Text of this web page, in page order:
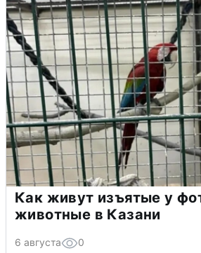
Как живут изъятые у
животные в Казани
6 августа 0